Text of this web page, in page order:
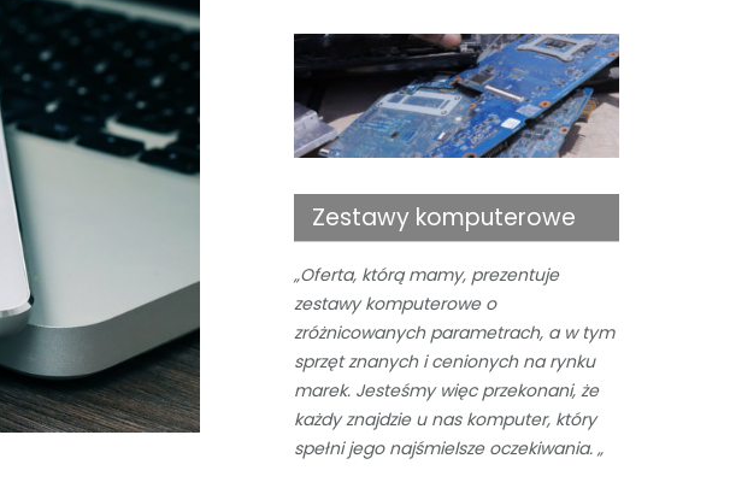
Zestawy komputerowe
„Oferta, którą mamy, prezentuje
zestawy komputerowe o
zróżnicowanych parametrach, a w tym
sprzęt znanych i cenionych na rynku
marek. Jesteśmy więc przekonani, że
każdy znajdzie u nas komputer, który
spełni jego najśmielsze oczekiwania. „